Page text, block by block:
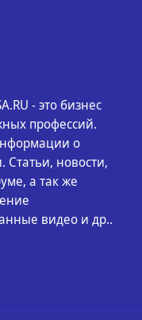
- это бизнес
профессий.
о
новости,
а так же
видео и др..